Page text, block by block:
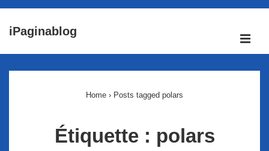
passer
iPaginablog
Home › Posts tagged polars
Étiquette : polars